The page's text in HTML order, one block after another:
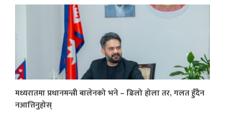
मध्यरातमा प्रधानमन्त्री बालेनको भने – ढिलो होला तर, गलत हुँदैन
नआत्तिनुहोस्